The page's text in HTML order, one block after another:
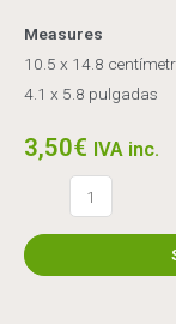
Measures
10.5 x 14.8
4.1 x 5.8 pulgadas
3,50€ IVA inc.
Mariposa
aglais
quantity